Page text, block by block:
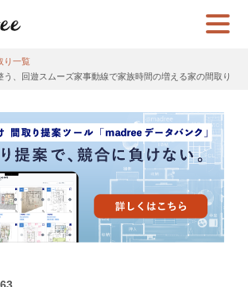
り一覧
う、回遊スムーズ家事動線で家族時間の増える家の間取り